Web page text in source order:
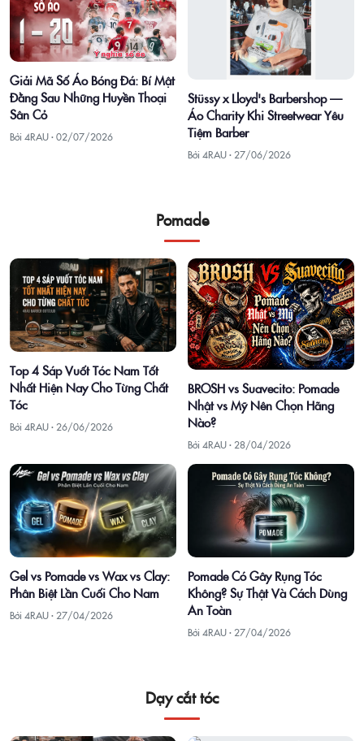
Giải Mã Số Áo Bóng Đá: Bí Mật
Đằng Sau Những Huyền Thoại
Sân Cỏ
Bởi 4RAU ·02/07/2026
Stüssy x Lloyd's Barbershop —
Áo Charity Khi Streetwear Yêu
Tiệm Barber
Bởi 4RAU · 27/06/2026
Pomade
Top 4 Sáp Vuốt Tóc Nam Tốt
Nhất Hiện Nay Cho Từng Chất
Tóc
Bởi 4RAU · 26/06/2026
BROSH vs Suavecito: Pomade
Nhật vs Mỹ Nên Chọn Hãng
Nào?
Bởi 4RAU · 28/04/2026
Gel vs Pomade vs Wax vs Clay:
Phân Biệt Lần Cuối Cho Nam
Bởi 4RAU · 27/04/2026
Pomade Có Gây Rụng Tóc
Không? Sự Thật Và Cách Dùng
An Toàn
Bởi 4RAU · 27/04/2026
Dạy cắt tóc